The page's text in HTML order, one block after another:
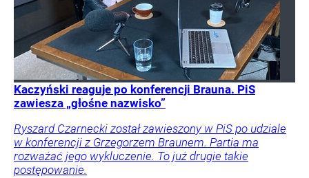
Kaczyński reaguje po konferencji Brauna. PiS
zawiesza „głośne nazwisko”
Ryszard Czarnecki został zawieszony w PiS po udziale
w konferencji z Grzegorzem Braunem. Partia ma
rozważać jego wykluczenie. To już drugie takie
postępowanie.